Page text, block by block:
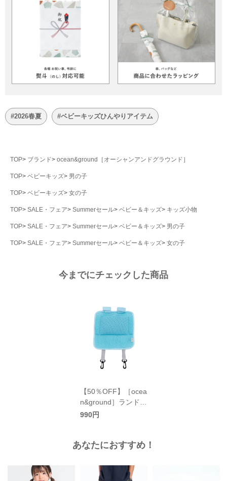
#2026春夏 #ベビーキッズひんやりアイテム
TOP ブランド ocean&ground［オーシャンアンドグラウンド］
TOP ベビーキッズ 男の子
TOP ベビーキッズ 女の子
TOP SALE・フェア Summerセール ベビー＆キッズ キッズ小物
TOP SALE・フェア Summerセール ベビー＆キッズ 男の子
TOP SALE・フェア Summerセール ベビー＆キッズ 女の子
今までにチェックした商品
【50％OFF】［ocea
n&ground］ランドセ
ルクールメッシュパ
ド
990円
あなたにおすすめ！